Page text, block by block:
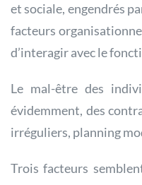
et sociale, engendrés
facteurs
d’interagir avec le
Le mal-être des
évidemment, des
irréguliers, planning
Trois facteurs